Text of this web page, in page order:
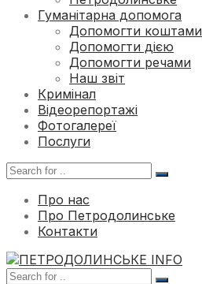
Гуманітарна допомога
Допомогти коштами
Допомогти дією
Допомогти речами
Наш звіт
Кримінал
Відеорепортажі
Фотогалереї
Послуги
Про нас
Про Петродолинське
Контакти